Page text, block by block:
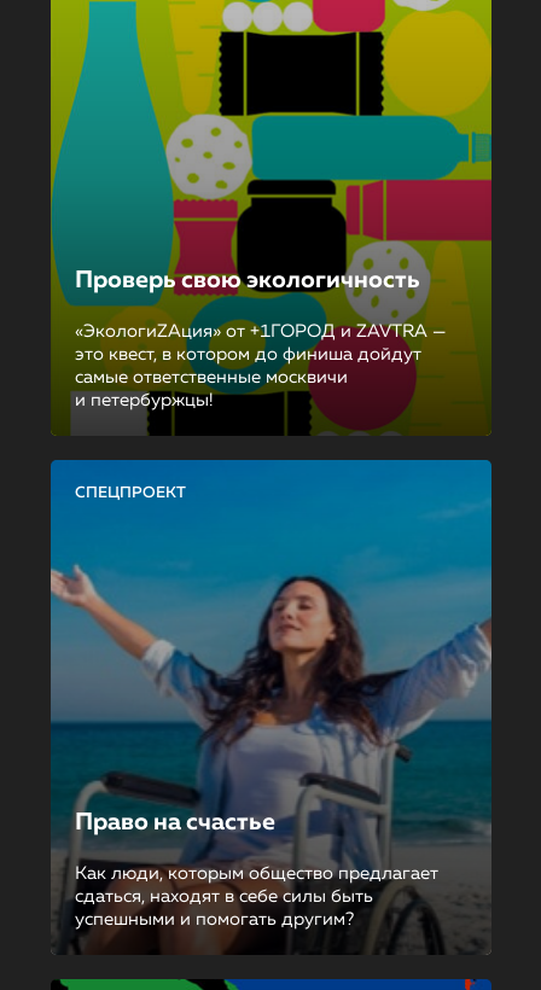
Проверь свою экологичность
«ЭкологиZAция» от +1ГОРОД и ZAVTRA —
это квест, в котором до финиша дойдут
самые ответственные москвичи
и петербуржцы!
СПЕЦПРОЕКТ
Право на счастье
Как люди, которым общество предлагает
сдаться, находят в себе силы быть
успешными и помогать другим?